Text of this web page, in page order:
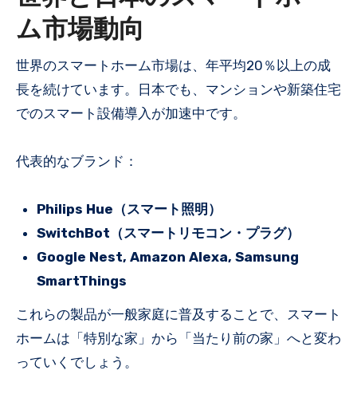
ム市場動向
世界のスマートホーム市場は、年平均20％以上の成
長を続けています。日本でも、マンションや新築住宅
でのスマート設備導入が加速中です。
代表的なブランド：
Philips Hue（スマート照明）
SwitchBot（スマートリモコン・プラグ）
Google Nest, Amazon Alexa, Samsung
SmartThings
これらの製品が一般家庭に普及することで、スマート
ホームは「特別な家」から「当たり前の家」へと変わ
っていくでしょう。